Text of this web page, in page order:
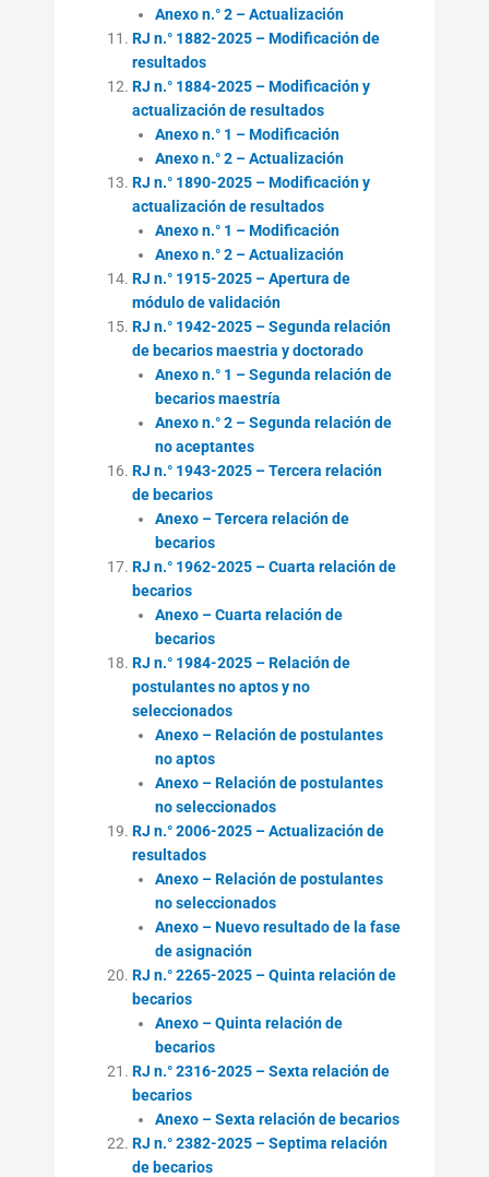
Anexo n.° 2 – Actualización
RJ n.° 1882-2025 – Modificación de
resultados
RJ n.° 1884-2025 – Modificación y
actualización de resultados
Anexo n.° 1 – Modificación
Anexo n.° 2 – Actualización
RJ n.° 1890-2025 – Modificación y
actualización de resultados
Anexo n.° 1 – Modificación
Anexo n.° 2 – Actualización
RJ n.° 1915-2025 – Apertura de
módulo de validación
RJ n.° 1942-2025 – Segunda relación
de becarios maestria y doctorado
Anexo n.° 1 – Segunda relación de
becarios maestría
Anexo n.° 2 – Segunda relación de
no aceptantes
RJ n.° 1943-2025 – Tercera relación
de becarios
Anexo – Tercera relación de
becarios
RJ n.° 1962-2025 – Cuarta relación de
becarios
Anexo – Cuarta relación de
becarios
RJ n.° 1984-2025 – Relación de
postulantes no aptos y no
seleccionados
Anexo – Relación de postulantes
no aptos
Anexo – Relación de postulantes
no seleccionados
RJ n.° 2006-2025 – Actualización de
resultados
Anexo – Relación de postulantes
no seleccionados
Anexo – Nuevo resultado de la fase
de asignación
RJ n.° 2265-2025 – Quinta relación de
becarios
Anexo – Quinta relación de
becarios
RJ n.° 2316-2025 – Sexta relación de
becarios
Anexo – Sexta relación de becarios
RJ n.° 2382-2025 – Septima relación
de becarios